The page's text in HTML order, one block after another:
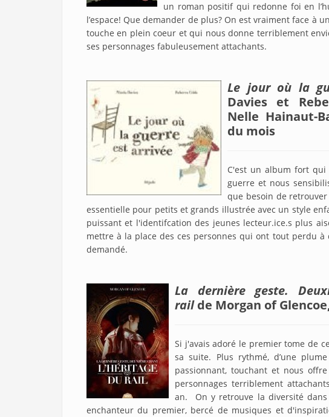
un roman positif qui redonne foi en
l’espace! Que demander de plus? On est vraiment face à
touche en plein coeur et qui nous donne terriblement
ses personnages fabuleusement attachants.
Le jour où la
Davies et
Nelle Hainaut-
du mois
C'est un album fort qui
guerre et nous
que besoin de
essentielle pour petits et grands illustrée avec un style
puissant et l'identifcation des jeunes lecteur.ice.s plus
mettre à la place des ces personnes qui ont tout perdu
demandé.
La dernière geste.
rail de Morgan of
Si j'avais adoré le premier tome de
sa suite. Plus rythmé, d’une
passionnant, touchant et nous
personnages terriblement
an. On y retrouve la diversité
enchanteur du premier, bercé de musiques et